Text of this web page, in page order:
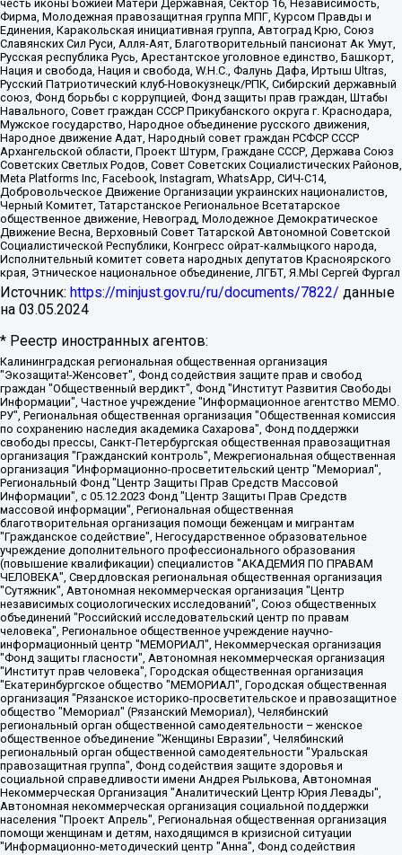
честь иконы Божией Матери Державная, Сектор 16, Независимость,
Фирма, Молодежная правозащитная группа МПГ, Курсом Правды и
Единения, Каракольская инициативная группа, Автоград Крю, Союз
Славянских Сил Руси, Алля-Аят, Благотворительный пансионат Ак Умут,
Русская республика Русь, Арестантское уголовное единство, Башкорт,
Нация и свобода, Нация и свобода, W.H.С., Фалунь Дафа, Иртыш Ultras,
Русский Патриотический клуб-Новокузнецк/РПК, Сибирский державный
союз, Фонд борьбы с коррупцией, Фонд защиты прав граждан, Штабы
Навального, Совет граждан СССР Прикубанского округа г. Краснодара,
Мужское государство, Народное объединение русского движения,
Народное движение Адат, Народный совет граждан РСФСР СССР
Архангельской области, Проект Штурм, Граждане СССР, Держава Союз
Советских Светлых Родов, Совет Советских Социалистических Районов,
Meta Platforms Inc, Facebook, Instagram, WhatsApp, СИЧ-С14,
Добровольческое Движение Организации украинских националистов,
Черный Комитет, Татарстанское Региональное Всетатарское
общественное движение, Невоград, Молодежное Демократическое
Движение Весна, Верховный Совет Татарской Автономной Советской
Социалистической Республики, Конгресс ойрат-калмыцкого народа,
Исполнительный комитет совета народных депутатов Красноярского
края, Этническое национальное объединение, ЛГБТ, Я.МЫ Сергей Фургал
Источник: https://minjust.gov.ru/ru/documents/7822/ данные
на 03.05.2024
* Реестр иностранных агентов:
Калининградская региональная общественная организация "Экозащита!-Женсовет", Фонд содействия защите прав и свобод граждан "Общественный вердикт", Фонд "Институт Развития Свободы Информации", Частное учреждение "Информационное агентство МЕМО. РУ", Региональная общественная организация "Общественная комиссия по сохранению наследия академика Сахарова", Фонд поддержки свободы прессы, Санкт-Петербургская общественная правозащитная организация "Гражданский контроль", Межрегиональная общественная организация "Информационно-просветительский центр "Мемориал", Региональный Фонд "Центр Защиты Прав Средств Массовой Информации", с 05.12.2023 Фонд "Центр Защиты Прав Средств массовой информации", Региональная общественная благотворительная организация помощи беженцам и мигрантам "Гражданское содействие", Негосударственное образовательное учреждение дополнительного профессионального образования (повышение квалификации) специалистов "АКАДЕМИЯ ПО ПРАВАМ ЧЕЛОВЕКА", Свердловская региональная общественная организация "Сутяжник", Автономная некоммерческая организация "Центр независимых социологических исследований", Союз общественных объединений "Российский исследовательский центр по правам человека", Региональное общественное учреждение научно-информационный центр "МЕМОРИАЛ", Некоммерческая организация "Фонд защиты гласности", Автономная некоммерческая организация "Институт прав человека", Городская общественная организация "Екатеринбургское общество "МЕМОРИАЛ", Городская общественная организация "Рязанское историко-просветительское и правозащитное общество "Мемориал" (Рязанский Мемориал), Челябинский региональный орган общественной самодеятельности – женское общественное объединение "Женщины Евразии", Челябинский региональный орган общественной самодеятельности "Уральская правозащитная группа", Фонд содействия защите здоровья и социальной справедливости имени Андрея Рылькова, Автономная Некоммерческая Организация "Аналитический Центр Юрия Левады", Автономная некоммерческая организация социальной поддержки населения "Проект Апрель", Региональная общественная организация помощи женщинам и детям, находящимся в кризисной ситуации "Информационно-методический центр "Анна", Фонд содействия развитию массовых коммуникаций и правовому просвещению "Так-так-Так", Фонд содействия устойчивому развитию "Серебряная тайга", Свердловский региональный общественный фонд социальных проектов "Новое время", "Idel.Реалии", Кавказ.Реалии, Крым.Реалии, Телеканал Настоящее Время, Татаро-башкирская служба Радио Свобода (Azatliq Radiosi), Радио Свободная Европа/Радио Свобода (PCE/PC), "Сибирь.Реалии", "Фактограф", Благотворительный фонд помощи осужденным и их семьям, Автономная некоммерческая организация "Институт глобализации и социальных движений", Фонд "В защиту прав заключенных", Частное учреждение "Центр поддержки и содействия развитию средств массовой информации", Пензенский региональный общественный благотворительный фонд "Гражданский союз", "Север.Реалии", Некоммерческая организация Фонд "Правовая инициатива", Общество с ограниченной ответственностью "Радио Свободная Европа/Радио Свобода", Чешское информационное агентство "MEDIUM-ORIENT", Красноярская региональная общественная организация "Мы против СПИДа", Камалягин Денис Николаевич, Маркелов Сергей Евгеньевич, Пономарев Лев Александрович, Савицкая Людмила Алексеевна, Автономная некоммерческая организация "Центр по работе с проблемой насилия "НАСИЛИЮ.НЕТ", Межрегиональный профессиональный союз работников здравоохранения "Альянс врачей", Юридическое лицо, зарегистрированное в Латвийской Республике, SIA "Medusa Project" (регистрационный номер 40103797863, дата регистрации 10.06.2014), Некоммерческая организация "Фонд по борьбе с коррупцией", Автономная некоммерческая организация "Институт права и публичной политики", Баданин Роман Сергеевич, Гликин Максим Александрович, Железнова Мария Михайловна, Лукьянова Юлия Сергеевна, Маетная Елизавета Витальевна, Маняхин Петр Борисович, Чуракова Ольга Владимировна, Ярош Юлия Петровна, Юридическое лицо "The Insider SIA", зарегистрированное в Риге, Латвийская Республика (дата регистрации 26.06.2015), являющееся администратором доменного имени интернет-издания "The Insider SIA", https://theins.ru, Постернак Алексей Евгеньевич, Рубин Михаил Аркадьевич, Анин Роман Александрович, Юридическое лицо Istories fonds, зарегистрированное в Латвийской Республике (регистрационный номер 50008295751, дата регистрации 24.02.2020), Великовский Дмитрий Александрович, Долинина Ирина Николаевна, Мароховская Алеся Алексеевна, Шлейнов Роман Юрьевич, Шмагун Олеся Валентиновна, Общество с ограниченной ответственностью "Альтаир 2021", Общество с ограниченной ответственностью "Вега 2021", Общество с ограниченной ответственностью "Главный редактор 2021", Общество с ограниченной ответственностью "Ромашки монолит", Важенков Артем Валерьевич, Ивановская областная общественная организация "Центр гендерных исследований", Гурман Юрий Альбертович, Медиапроект "ОВД-Инфо", Егоров Владимир Владимирович, Жилинский Владимир Александрович, Общество с ограниченной ответственностью "ЗП", Иванова София Юрьевна, Карезина Инна Павловна, Кильтау Екатерина Викторовна, Петров Алексей Викторович, Пискунов Сергей Евгеньевич, Смирнов Сергей Сергеевич, Тихонов Михаил Сергеевич, Общество с ограниченной ответственностью "ЖУРНАЛИСТ-ИНОСТРАННЫЙ АГЕНТ", Арапова Галина Юрьевна, Вольтская Татьяна Анатольевна, Американская компания "Mason G.E.S. Anonymous Foundation" (США), являющаяся владельцем интернет-издания https://mnews.world/, Компания "Stichting Bellingcat", зарегистрированная в Нидерландах (дата регистрации 11.07.2018), Захаров Андрей Вячеславович, Клепиковская Екатерина Дмитриевна, Общество с ограниченной ответственностью "МЕМО", Перл Роман Александрович, Симонов Евгений Алексеевич, Соловьева Елена Анатольевна, Сотников Даниил Владимирович, Сурначева Елизавета Дмитриевна, Автономная некоммерческая организация по защите прав человека и информированию населения "Якутия – Наше Мнение", Общество с ограниченной ответственностью "Москоу диджитал медиа", с 26.01.2023 Общество с ограниченной ответственностью "Чайка Белые сады", Ветошкина Валерия Валерьевна, Заговора Максим Александрович, Межрегиональное общественное движение "Российская ЛГБТ - сеть", Оленичев Максим Владимирович, Павлов Иван Юрьевич, Скворцова Елена Сергеевна, Общество с ограниченной ответственностью "Как бы инагент", Кочетков Игорь Викторович, Общество с ограниченной ответственностью "Честные выборы", Еланчик Олег Александрович, Общество с ограниченной ответственностью "Нобелевский призыв", Гималова Регина Эмилевна, Григорьев Андрей Валерьевич, Григорьева Алина Александровна, Ассоциация по содействию защите прав призывников, альтернативнослужащих и военнослужащих "Правозащитная группа "Гражданин.Армия.Право", Хисамова Регина Фаритовна, Автономная некоммерческая организация по реализации социально-правовых программ "Лилит", Дальневосточное общественное движение "Маяк", Санкт-Петербургская ЛГБТ-инициативная группа "Выход", Инициативная группа ЛГБТ+ "Реверс", Алексеев Андрей Викторович, Бекбулатова Таисия Львовна, Беляев Иван Михайлович, Владыкина Елена Сергеевна, Гельман Марат Александрович, Никульшина Вероника Юрьевна, Толоконникова Надежда Андреевна, Шендерович Виктор Анатольевич, Общество с ограниченной ответственностью "Данное сообщение", Общество с ограниченной ответственностью Издательский дом "Новая глава", Айнбиндер Александра Александровна, Московский комьюнити-центр для ЛГБТ+инициатив, Благотворительный фонд развития филантропии, Deutsche Welle (Германия, Kurt-Schumacher-Strasse 3, 53113 Bonn), Борзунова Мария Михайловна, Воробьев Виктор Викторович, Голубева Анна Львовна, Константинова Алла Михайловна, Малкова Ирина Владимировна, Мурадов Мурад Абдулгалимович, Осетинская Елизавета Николаевна, Понасенков Евгений Николаевич, Ганапольский Матвей Юрьевич, Киселев Евгений Алексеевич, Борухович Ирина Григорьевна, Дремин Иван Тимофеевич, Дубровский Дмитрий Викторович, Красноярская региональная общественная организация поддержки и развития альтернативных образовательных технологий и межкультурных коммуникаций "ИНТЕРРА", Маяковская Екатерина Алексеевна, Фейгин Марк Захарович, Филимонов Андрей Викторович, Дзугкоева Регина Николаевна, Доброхотов Роман Александрович, Дудь Юрий Александрович, Елкин Сергей Владимирович, Кругликов Кирилл Игоревич, Сабунаева Мария Леонидовна, Семенов Алексей Владимирович, Шаинян Карен Багратович, Шульман Екатерина Михайловна, Асафьев Артур Валерьевич, Вахштайн Виктор Семенович, Венедиктов Алексей Алексеевич, Лушникова Екатерина Евгеньевна, Волков Леонид Михайлович, Невзоров Александр Глебович, Пархоменко Сергей Борисович, Сироткин Ярослав Николаевич, Кара-Мурза Владимир Владимирович, Баранова Наталья Владимировна, Гозман Леонид Яковлевич, Кагарлицкий Борис Юльевич, Климарев Михаил Валерьевич, Милов Владимир Станиславович, Автономная некоммерческая организация Краснодарский центр современного искусства "Типография", Моргенштерн Алишер Тагирович, Соболь Любовь Эдуардовна, Общество с ограниченной ответственностью "ЛИЗА НОРМ", Каспаров Гарри Кимович, Ходорковский Михаил Борисович, Общество с ограниченной ответственностью "Апрельские тезисы", Данилович Ирина Брониславовна, Кашин Олег Владимирович, Петров Николай Владимирович, Пивоваров Алексей Владимирович, Соколов Михаил Владимирович, Цветкова Юлия Владимировна, Чичваркин Евгений Александрович, Комитет против пыток/Команда против пыток, Общество с ограниченной ответственностью "Первый научный", Общество с ограниченной ответственностью "Вертолет и ко", Белоцерковская Вероника Борисовна, Кац Максим Евгеньевич, Лазарева Татьяна Юрьевна, Шаведдинов Руслан Табризович, Яшин Илья Валерьевич, Общество с ограниченной ответственностью "Иноагент ААВ", Алешковский Дмитрий Петрович, Альбац Евгения Марковна, Быков Дмитрий Львович, Галямина Юлия Евгеньевна, Лойко Сергей Леонидович, Мартынов Кирилл Константинович, Медведев Сергей Александрович, Крашенинников Федор Геннадиевич, Гордеева Катерина Вл